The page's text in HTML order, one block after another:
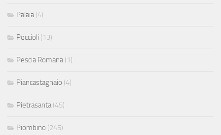
Palaia (4)
Peccioli (13)
Pescia Romana (1)
Piancastagnaio (4)
Pietrasanta (45)
Piombino (245)